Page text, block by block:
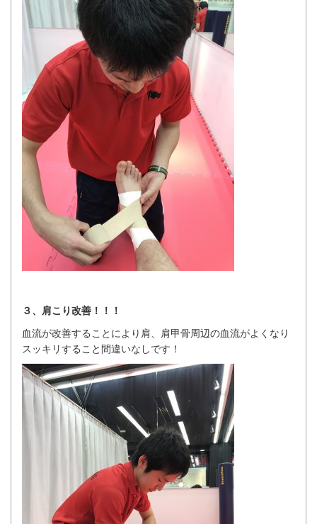
３、肩こり改善！！！
血流が改善することにより肩、肩甲骨周辺の血流がよくなり
スッキリすること間違いなしです！